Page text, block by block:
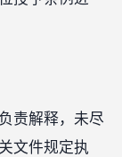
责解释，未尽
文件规定执